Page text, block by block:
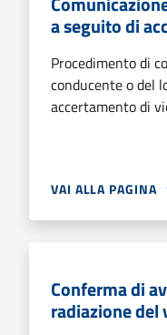
a seguito di
Procedimento di
conducente o del
accertamento di
VAI ALLA PAGINA
Conferma di
radiazione del